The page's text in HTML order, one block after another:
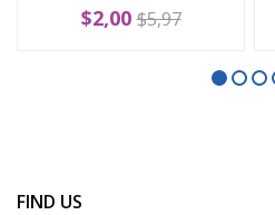
$2,00 $5,97
FIND US